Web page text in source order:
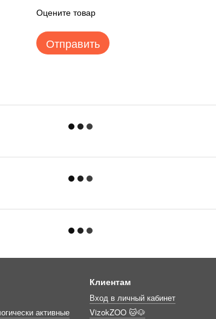
Оцените товар
Отправить
активные
Клиентам
Вход в личный кабинет
VizokZOO 🐱🐶